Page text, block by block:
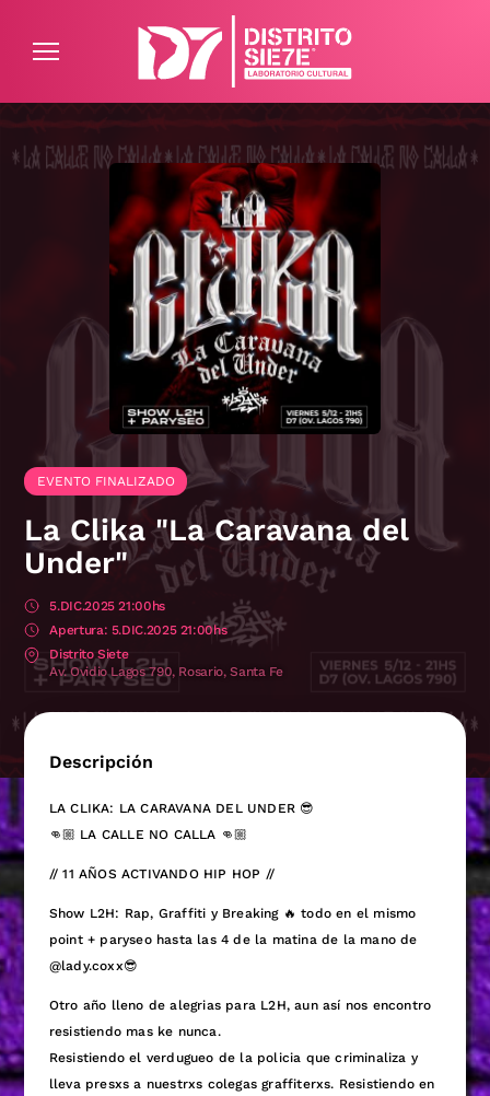
ATENCIÓN AL CLIENTE
PREGUNTAS FRECUENTES
EVENTO FINALIZADO
La Clika "La Caravana del
Under"
5.DIC.2025 21:00hs
5.DIC.2025 21:00hs
Distrito Siete
Av. Ovidio Lagos 790, Rosario, Santa Fe
Descripción
LA CLIKA: LA CARAVANA DEL UNDER 😎
👊🏼 LA CALLE NO CALLA 👊🏼
// 11 AÑOS ACTIVANDO HIP HOP //
Show L2H: Rap, Graffiti y Breaking 🔥 todo en el mismo
point + paryseo hasta las 4 de la matina de la mano de
@lady.coxx😎
Otro año lleno de alegrias para L2H, aun así nos encontro
resistiendo mas ke nunca.
Resistiendo el verdugueo de la policia que criminaliza y
lleva presxs a nuestrxs colegas graffiterxs. Resistiendo en